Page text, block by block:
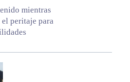
mientras
peritaje para